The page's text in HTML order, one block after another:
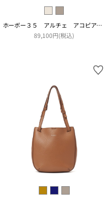
ホーボー３５ アルチェ アコピアート
89,100円(税込)